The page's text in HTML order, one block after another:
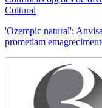
Cultural
'Ozempic natural':
prometiam